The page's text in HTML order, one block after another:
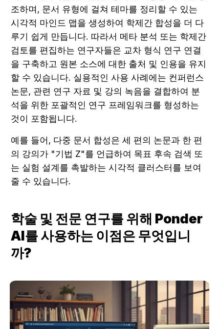
조하며, 문서 유형에 걸쳐 테마를 정리할 수 있는
시각적 마인드 맵을 생성하여 학제간 합성을 더 다
루기 쉽게 만듭니다. 따라서 메타 분석 또는 학제간
검토를 편집하는 연구자들은 교차 형식 연구 연결
을 구축하고 원본 소스에 대한 출처 및 인용을 유지
할 수 있습니다. 실용적인 사용 사례에는 컨퍼런스
논문, 관련 연구 자료 및 강의 녹음을 결합하여 분
석을 위한 포괄적인 연구 프레임워크를 형성하는
것이 포함됩니다.
예를 들어, 다중 문서 합성은 세 편의 논문과 한 편
의 강의가 "기법 Z"를 언급하여 목표 후속 검색 또
는 실험 설계를 촉발하는 시각적 클러스터를 보여
줄 수 있습니다.
학술 및 전문 연구를 위해 Ponder
AI를 사용하는 이점은 무엇입니
까?